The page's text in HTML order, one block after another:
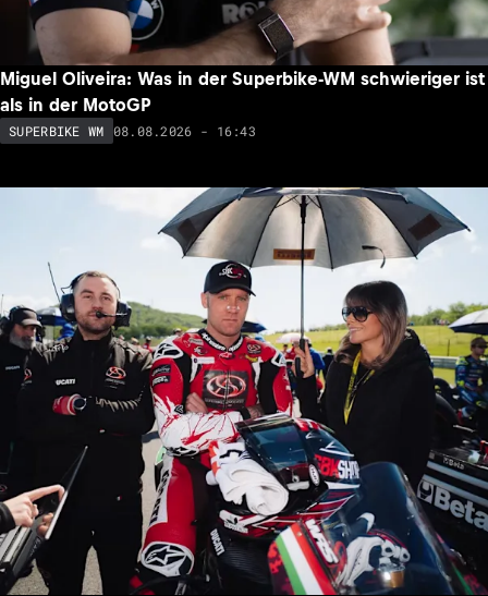
Miguel Oliveira: Was in der Superbike-WM schwieriger ist
als in der MotoGP
SUPERBIKE WM 08.08.2026 - 16:43